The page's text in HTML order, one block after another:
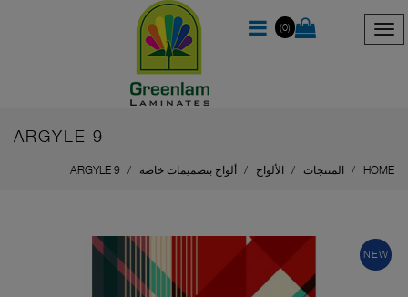
(0)
ARGYLE 9
HOME المنتجات الألواح ألواح بتصميمات خاصة ARGYLE 9
NEW